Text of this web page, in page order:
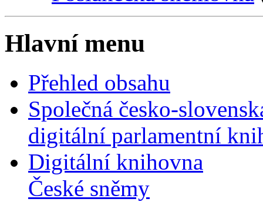
Hlavní menu
Přehled obsahu
Společná česko-
digitální parlamentní
Digitální knihovna
České sněmy